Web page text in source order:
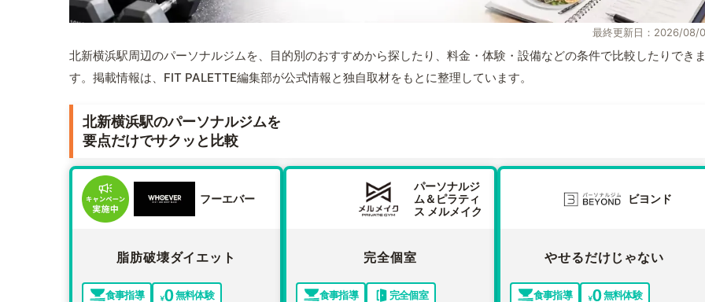
最終更新日：2026/08/
北新横浜駅周辺のパーソナルジムを、目的別のおすすめから探したり、料金・体験・設備などの条件で比較したりでき
す。掲載情報は、FIT PALETTE編集部が公式情報と独自取材をもとに整理しています。
北新横浜駅のパーソナルジムを
要点だけでサクッと比較
フーエバー
脂肪破壊ダイエット
食事指導
無料体験
パーソナルジ
ム＆ピラティ
ス メルメイク
完全個室
食事指導
完全個室
ビヨンド
やせるだけじゃない
食事指導
無料体験